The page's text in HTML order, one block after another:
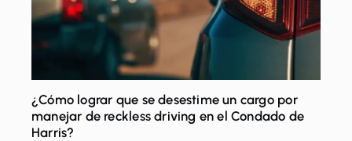
¿Cómo lograr que se desestime un cargo por
manejar de reckless driving en el Condado de
Harris?